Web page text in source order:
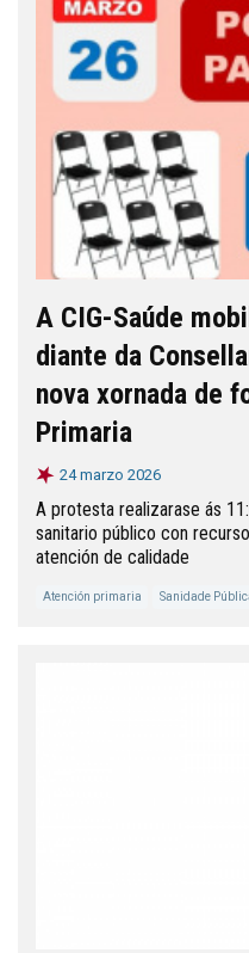
A CIG-Saúde
diante da
nova xornada de
Primaria
24 marzo 2026
A protesta realizarase ás
sanitario público con
atención de calidade
Atención primaria Sanidade